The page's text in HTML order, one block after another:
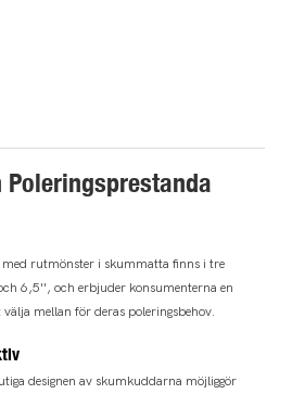
Poleringsprestanda
med rutmönster i skummatta finns i tre
6,5'', och erbjuder konsumenterna en
mellan för deras poleringsbehov.
designen av skumkuddarna möjliggör